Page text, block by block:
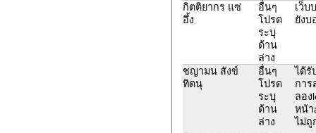
กิตติยากร แซ่
อึ้ง
อื่นๆ
โปรด
ระบุ
ด้าน
ล่าง
เว็บ
ยังบ
ชญามน สังข์
ทิตนุ
อื่นๆ
โปรด
ระบุ
ด้าน
ล่าง
ได้รั
การ
ลอง
หน้า
ไม่ถู